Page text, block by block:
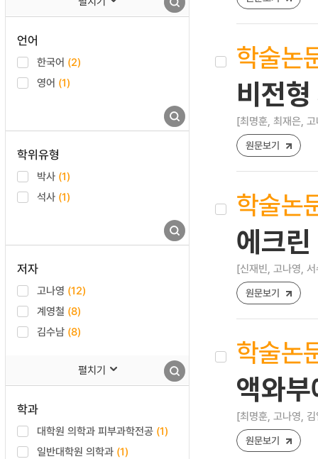
언어
한국어 (2)
영어 (1)
학위유형
박사 (1)
석사 (1)
저자
고나영 (12)
계영철 (8)
김수남 (8)
펼치기
학과
대학원 의학과 피부과학전공 (1)
일반대학원 의학과 (1)
학술논
비전
[최명훈, 최재은,
원문보기
학술논
에크
[신재빈, 고나영,
원문보기
학술논
액와
[최명훈, 고나영,
원문보기